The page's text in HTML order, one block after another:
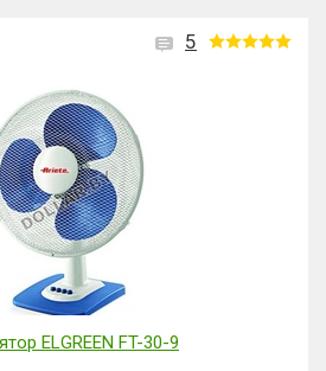
5
ELGREEN FT-30-9